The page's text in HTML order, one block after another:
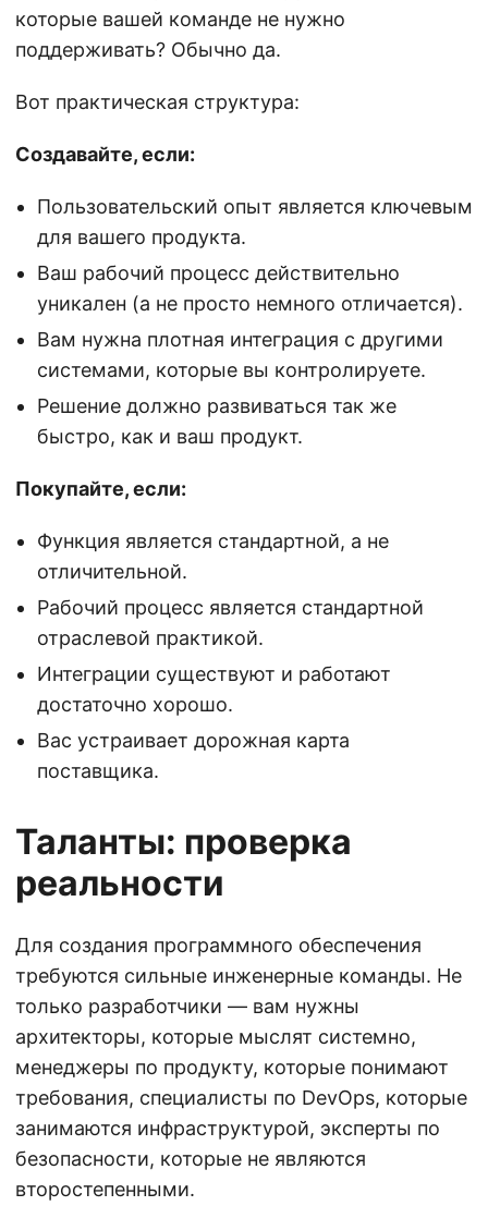
которые вашей команде не нужно
поддерживать? Обычно да.
Вот практическая структура:
Создавайте, если:
Пользовательский опыт является ключевым
для вашего продукта.
Ваш рабочий процесс действительно
уникален (а не просто немного отличается).
Вам нужна плотная интеграция с другими
системами, которые вы контролируете.
Решение должно развиваться так же
быстро, как и ваш продукт.
Покупайте, если:
Функция является стандартной, а не
отличительной.
Рабочий процесс является стандартной
отраслевой практикой.
Интеграции существуют и работают
достаточно хорошо.
Вас устраивает дорожная карта
поставщика.
Таланты: проверка
реальности
Для создания программного обеспечения
требуются сильные инженерные команды. Не
только разработчики — вам нужны
архитекторы, которые мыслят системно,
менеджеры по продукту, которые понимают
требования, специалисты по DevOps, которые
занимаются инфраструктурой, эксперты по
безопасности, которые не являются
второстепенными.